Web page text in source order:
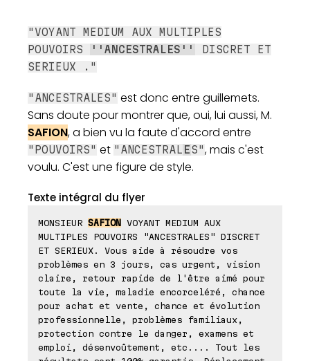
"VOYANT MEDIUM AUX MULTIPLES
POUVOIRS
''ANCESTRALES''
DISCRET ET
SERIEUX ."
"ANCESTRALES" est donc entre guillemets.
Sans doute pour montrer que, oui, lui aussi, M.
SAFION, a bien vu la faute d'accord entre
"POUVOIRS" et "ANCESTRAL ES", mais c'est
voulu. C'est une figure de style.
Texte intégral du flyer
MONSIEUR SAFION
VOYANT MEDIUM AUX
MULTIPLES POUVOIRS "ANCESTRALES" DISCRET
ET SERIEUX. Vous aide à résoudre vos
problèmes en 3 jours, cas urgent, vision
claire, retour rapide de l'être aimé pour
toute la vie, maladie encorceléré, chance
pour achat et vente, chance et évolution
professionnelle, problèmes familiaux,
protection contre le danger, examens et
emploi, désenvoûtement, etc.... Tout les